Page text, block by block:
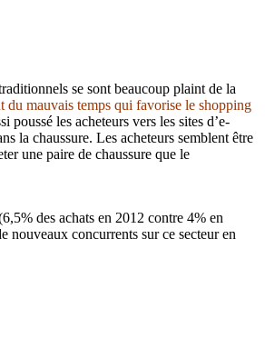
se sont beaucoup plaint de la
du mauvais temps qui favorise le shopping
les acheteurs vers les sites d’e-
la chaussure. Les acheteurs semblent être
une paire de chaussure que le
des achats en 2012 contre 4% en
nouveaux concurrents sur ce secteur en